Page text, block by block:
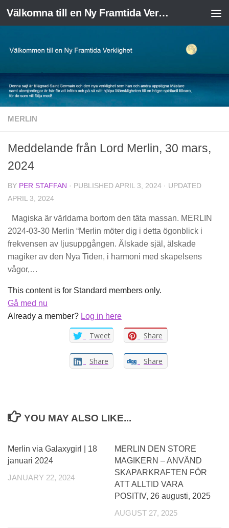
Skip to content Välkomna till en Ny Framtida Verklighet
MERLIN
Meddelande från Lord Merlin, 30 mars,
2024
BY PER STAFFAN · PUBLISHED APRIL 3, 2024 · UPDATED
APRIL 3, 2024
Magiska är världarna bortom den täta massan. MERLIN
2024-03-30 Merlin “Merlin möter dig i detta ögonblick i
frekvensen av ljusuppgången. Älskade själ, älskade
magiker av den Nya Tiden, i harmoni med skapelsens
vågor,…
This content is for Standard members only.
Gå med nu
Already a member? Log in here
Tweet Share
Share Share
YOU MAY ALSO LIKE...
Merlin via Galaxygirl | 18
januari 2024
JANUARY 22, 2024
MERLIN DEN STORE
MAGIKERN – ANVÄND
SKAPARKRAFTEN FÖR
ATT ALLTID VARA
POSITIV, 26 augusti, 2025
AUGUST 27, 2025